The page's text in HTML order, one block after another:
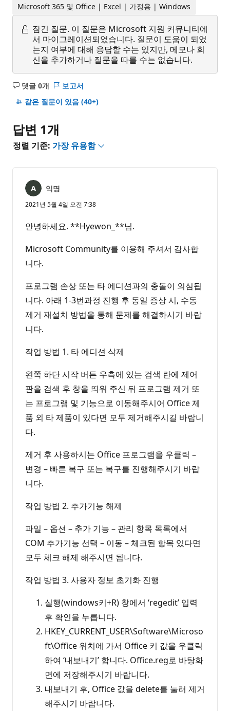
Microsoft 365 및 Office | Excel | 가정용 | Windows
잠긴 질문. 이 질문은 Microsoft 지원 커뮤니티에
서 마이그레이션되었습니다. 질문이 도움이 되었
는지 여부에 대해 응답할 수는 있지만, 메모나 회
신을 추가하거나 질문을 따를 수는 없습니다.
댓글 0개
설
명
음
보고서
같은 질문이 있음 (40+)
답변 1개
정렬 기준: 가장 유용함
익명
2021년 5월 4일 오전 7:38
안녕하세요. **Hyewon_**님.
Microsoft Community를 이용해 주셔서 감사합
니다.
프로그램 손상 또는 타 에디션과의 충돌이 의심됩
니다. 아래 1-3번과정 진행 후 동일 증상 시, 수동
제거 재설치 방법을 통해 문제를 해결하시기 바랍
니다.
작업 방법 1. 타 에디션 삭제
왼쪽 하단 시작 버튼 우측에 있는 검색 란에 제어
판을 검색 후 창을 띄워 주신 뒤 프로그램 제거 또
는 프로그램 및 기능으로 이동해주시어 Office 제
품 외 타 제품이 있다면 모두 제거해주시길 바랍니
다.
제거 후 사용하시는 Office 프로그램을 우클릭 –
변경 – 빠른 복구 또는 복구를 진행해주시기 바랍
니다.
작업 방법 2. 추가기능 해제
파일 – 옵션 – 추가 기능 – 관리 항목 목록에서
COM 추가기능 선택 – 이동 – 체크된 항목 있다면
모두 체크 해제 해주시면 됩니다.
작업 방법 3. 사용자 정보 초기화 진행
실행(windows키+R) 창에서 ‘regedit’ 입력
후 확인을 누릅니다.
HKEY_CURRENT_USER\Software\Microso
ft\Office 위치에 가서 Office 키 값을 우클릭
하여 ‘내보내기’ 합니다. Office.reg로 바탕화
면에 저장해주시기 바랍니다.
내보내기 후, Office 값을 delete를 눌러 제거
해주시기 바랍니다.